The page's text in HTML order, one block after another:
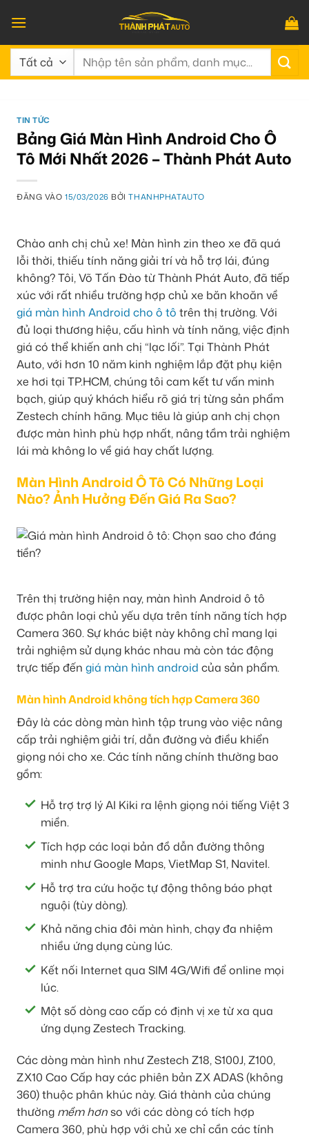
qua
nội
dung
Tìm
TIN TỨC
Bảng Giá Màn Hình Android Cho Ô
Tô Mới Nhất 2026 – Thành Phát Auto
ĐĂNG VÀO15/03/2026 BỞITHANHPHATAUTO
Chào anh chị chủ xe! Màn hình zin theo xe đã quá
lỗi thời, thiếu tính năng giải trí và hỗ trợ lái, đúng
không? Tôi, Võ Tấn Đào từ Thành Phát Auto, đã tiếp
xúc với rất nhiều trường hợp chủ xe băn khoăn về
giá màn hình Android cho ô tô trên thị trường. Với
đủ loại thương hiệu, cấu hình và tính năng, việc định
giá có thể khiến anh chị “lạc lối”. Tại Thành Phát
Auto, với hơn 10 năm kinh nghiệm lắp đặt phụ kiện
xe hơi tại TP.HCM, chúng tôi cam kết tư vấn minh
bạch, giúp quý khách hiểu rõ giá trị từng sản phẩm
Zestech chính hãng. Mục tiêu là giúp anh chị chọn
được màn hình phù hợp nhất, nâng tầm trải nghiệm
lái mà không lo về giá hay chất lượng.
Màn Hình Android Ô Tô Có Những Loại
Nào? Ảnh Hưởng Đến Giá Ra Sao?
Trên thị trường hiện nay, màn hình Android ô tô
được phân loại chủ yếu dựa trên tính năng tích hợp
Camera 360. Sự khác biệt này không chỉ mang lại
trải nghiệm sử dụng khác nhau mà còn tác động
trực tiếp đến giá màn hình android của sản phẩm.
Màn hình Android không tích hợp Camera 360
Đây là các dòng màn hình tập trung vào việc nâng
cấp trải nghiệm giải trí, dẫn đường và điều khiển
giọng nói cho xe. Các tính năng chính thường bao
gồm:
Hỗ trợ trợ lý AI Kiki ra lệnh giọng nói tiếng Việt 3
miền.
Tích hợp các loại bản đồ dẫn đường thông
minh như Google Maps, VietMap S1, Navitel.
Hỗ trợ tra cứu hoặc tự động thông báo phạt
nguội (tùy dòng).
Khả năng chia đôi màn hình, chạy đa nhiệm
nhiều ứng dụng cùng lúc.
Kết nối Internet qua SIM 4G/Wifi để online mọi
lúc.
Một số dòng cao cấp có định vị xe từ xa qua
ứng dụng Zestech Tracking.
Các dòng màn hình như Zestech Z18, S100J, Z100,
ZX10 Cao Cấp hay các phiên bản ZX ADAS (không
360) thuộc phân khúc này. Giá thành của chúng
thường mềm hơnso với các dòng có tích hợp
Camera 360, phù hợp với chủ xe chỉ cần các tính